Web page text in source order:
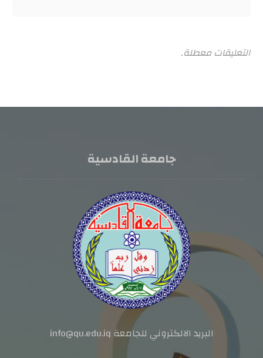
التعليقات معطلة.
جامعة القادسية
البريد الالكتروني للجامعة info@qu.edu.iq